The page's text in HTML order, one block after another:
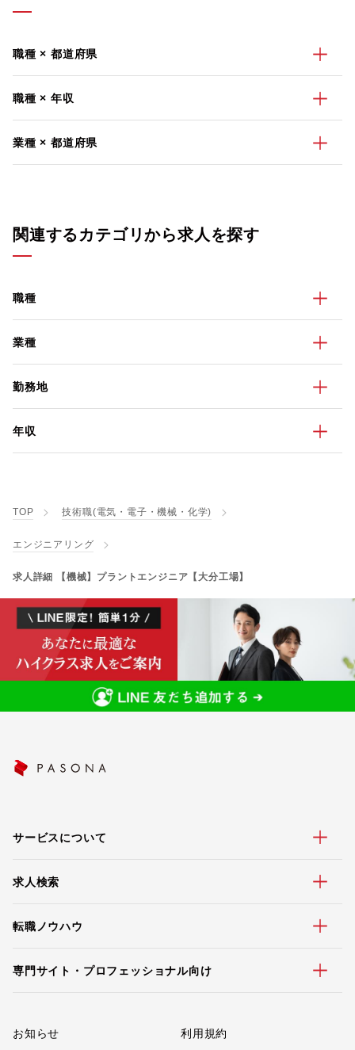
職種 × 都道府県
職種 × 年収
業種 × 都道府県
関連するカテゴリから求人を探す
職種
業種
勤務地
年収
TOP 技術職(電気・電子・機械・化学)
エンジニアリング
求人詳細 【機械】プラントエンジニア【大分工場】
サービスについて
求人検索
転職ノウハウ
専門サイト・プロフェッショナル向け
お知らせ 利用規約